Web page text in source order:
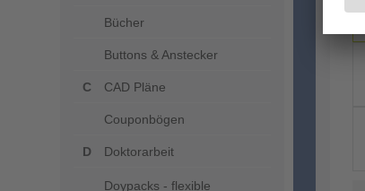
Bücher
Buttons & Anstecker
CAD Pläne
Couponbögen
Doktorarbeit
Doypacks - flexible